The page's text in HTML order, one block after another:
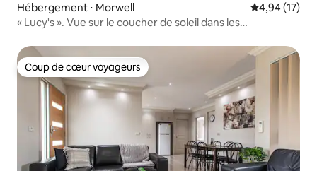
Hébergement ⋅ Morwell Évaluation
4,94 (17)
« Lucy's ». Vue sur le coucher de soleil dans les
Coup de cœur voyageurs
Coup de cœur voyageurs